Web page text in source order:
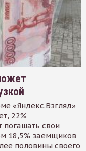
«Яндекс.Взгляд»
22%
погашать свои
18,5% заемщиков
половины своего